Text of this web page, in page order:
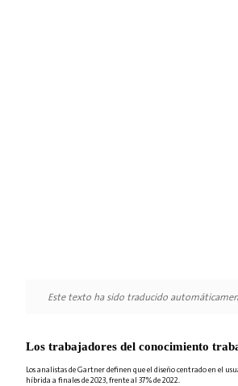
Este texto ha sido traducido
Los trabajadores del conocimiento
Los analistas de Gartner definen que el diseño centrado en el
híbrida a finales de 2023, frente al 37% de 2022.